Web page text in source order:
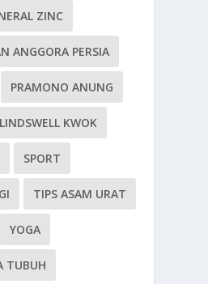
ZINC
ANGGORA PERSIA
PRAMONO ANUNG
KWOK
SPORT
TIPS ASAM URAT
YOGA
TUBUH